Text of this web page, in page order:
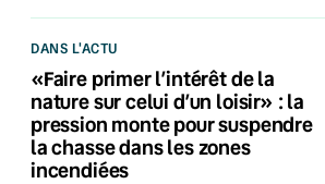
DANS L'ACTU
«Faire primer l’intérêt de la
nature sur celui d’un loisir» : la
pression monte pour suspendre
la chasse dans les zones
incendiées